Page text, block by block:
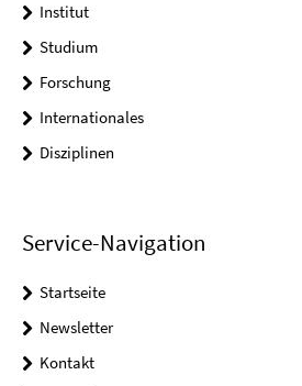
Institut
Studium
Forschung
Internationales
Disziplinen
Service-Navigation
Startseite
Newsletter
Kontakt